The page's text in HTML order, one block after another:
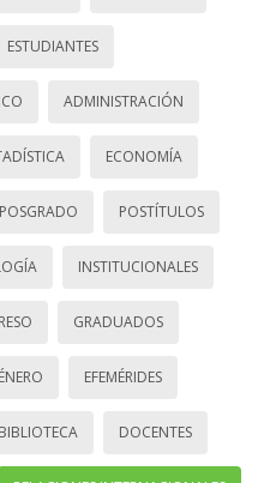
ESTUDIANTES
ADMINISTRACIÓN
ECONOMÍA
POSGRADO POSTÍTULOS
INSTITUCIONALES
GRADUADOS
EFEMÉRIDES
BIBLIOTECA DOCENTES